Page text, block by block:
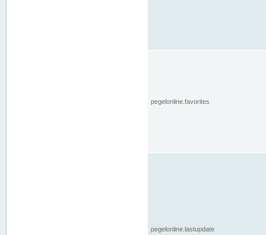
pegelonline.favorites
pegelonline.lastupdate